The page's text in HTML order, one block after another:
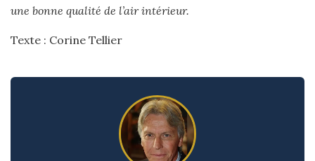
une bonne qualité de l’air intérieur.
Texte : Corine Tellier